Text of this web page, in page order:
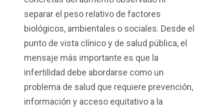
separar el peso relativo de factores
biológicos, ambientales o sociales. Desde el
punto de vista clínico y de salud pública, el
mensaje más importante es que la
infertilidad debe abordarse como un
problema de salud que requiere prevención,
información y acceso equitativo a la